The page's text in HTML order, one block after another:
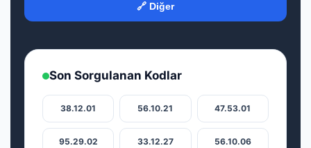
🔗 Diğer
Son Sorgulanan Kodlar
38.12.01 56.10.21 47.53.01
95.29.02 33.12.27 56.10.06